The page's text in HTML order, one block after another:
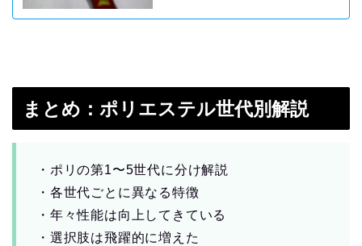
まとめ：ポリエステル世代別解説
・ポリの第1〜5世代に分け解説
・各世代ごとに異なる特徴
・年々性能は向上してきている
・選択肢は飛躍的に増えた